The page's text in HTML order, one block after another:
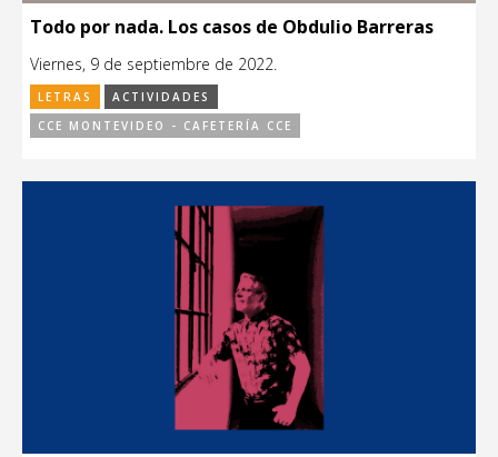
Todo por nada. Los casos de Obdulio Barreras
Viernes, 9 de septiembre de 2022.
LETRAS
ACTIVIDADES
CCE MONTEVIDEO - CAFETERÍA CCE